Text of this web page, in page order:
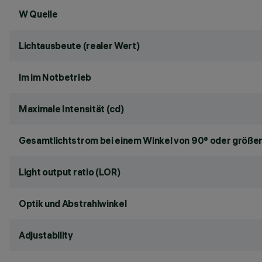
W Quelle
Lichtausbeute (realer Wert)
lm im Notbetrieb
Maximale Intensität (cd)
Gesamtlichtstrom bei einem Winkel von 90° oder
Light output ratio (LOR)
Optik und Abstrahlwinkel
Adjustability